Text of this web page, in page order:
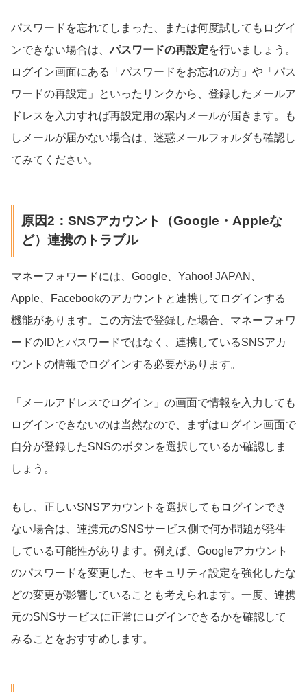
パスワードを忘れてしまった、または何度試してもログイ
ンできない場合は、パスワードの再設定を行いましょう。
ログイン画面にある「パスワードをお忘れの方」や「パス
ワードの再設定」といったリンクから、登録したメールア
ドレスを入力すれば再設定用の案内メールが届きます。も
しメールが届かない場合は、迷惑メールフォルダも確認し
てみてください。
原因2：SNSアカウント（Google・Appleな
ど）連携のトラブル
マネーフォワードには、Google、Yahoo! JAPAN、
Apple、Facebookのアカウントと連携してログインする
機能があります。この方法で登録した場合、マネーフォワ
ードのIDとパスワードではなく、連携しているSNSアカ
ウントの情報でログインする必要があります。
「メールアドレスでログイン」の画面で情報を入力しても
ログインできないのは当然なので、まずはログイン画面で
自分が登録したSNSのボタンを選択しているか確認しま
しょう。
もし、正しいSNSアカウントを選択してもログインでき
ない場合は、連携元のSNSサービス側で何か問題が発生
している可能性があります。例えば、Googleアカウント
のパスワードを変更した、セキュリティ設定を強化したな
どの変更が影響していることも考えられます。一度、連携
元のSNSサービスに正常にログインできるかを確認して
みることをおすすめします。